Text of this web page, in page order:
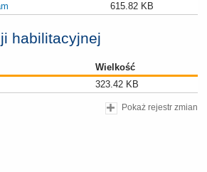
615.82 KB
habilitacyjnej
Wielkość
323.42 KB
Pokaż rejestr zmian